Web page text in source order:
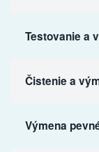
Testovanie a
Čistenie a
Výmena